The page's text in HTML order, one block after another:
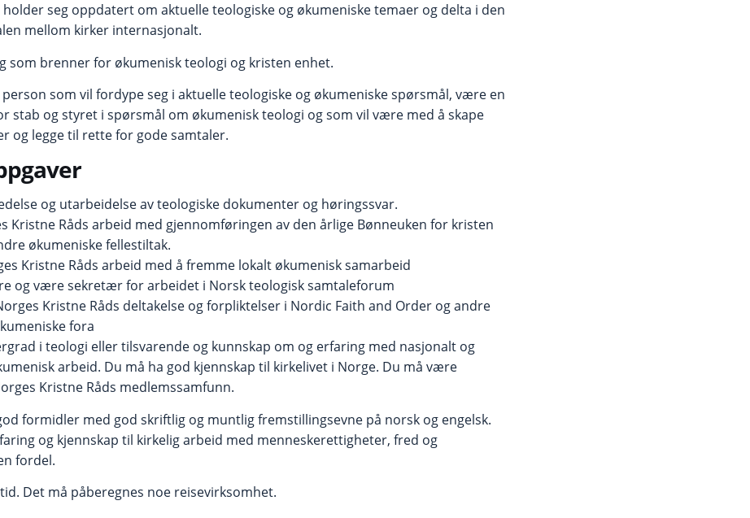
seg oppdatert om aktuelle teologiske og økumeniske temaer og delta i den
mellom kirker internasjonalt.
som brenner for økumenisk teologi og kristen enhet.
som vil fordype seg i aktuelle teologiske og økumeniske spørsmål, være en
stab og styret i spørsmål om økumenisk teologi og som vil være med å skape
og legge til rette for gode samtaler.
og utarbeidelse av teologiske dokumenter og høringssvar.
Kristne Råds arbeid med gjennomføringen av den årlige Bønneuken for kristen
økumeniske fellestiltak.
Kristne Råds arbeid med å fremme lokalt økumenisk samarbeid
og være sekretær for arbeidet i Norsk teologisk samtaleforum
Kristne Råds deltakelse og forpliktelser i Nordic Faith and Order og andre
fora
i teologi eller tilsvarende og kunnskap om og erfaring med nasjonalt og
arbeid. Du må ha god kjennskap til kirkelivet i Norge. Du må være
Kristne Råds medlemssamfunn.
formidler med god skriftlig og muntlig fremstillingsevne på norsk og engelsk.
og kjennskap til kirkelig arbeid med menneskerettigheter, fred og
fordel.
Det må påberegnes noe reisevirksomhet.